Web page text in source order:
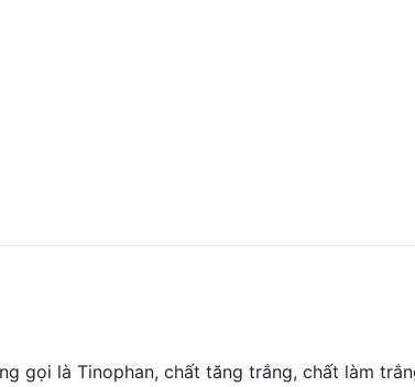
gọi là Tinophan, chất tăng trắng, chất làm